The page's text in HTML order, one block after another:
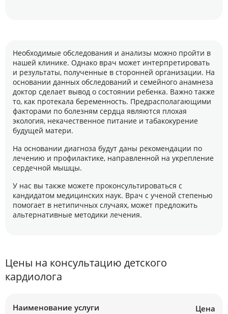
Необходимые обследования и анализы можно пройти в
нашей клинике. Однако врач может интерпретировать
и результаты, полученные в сторонней организации. На
основании данных обследований и семейного анамнеза
доктор сделает вывод о состоянии ребенка. Важно также
то, как протекала беременность. Предрасполагающими
факторами по болезням сердца являются плохая
экология, некачественное питание и табакокурение
будущей матери.
На основании диагноза будут даны рекомендации по
лечению и профилактике, направленной на укрепление
сердечной мышцы.
У нас вы также можете проконсультироваться с
кандидатом медицинских наук. Врач с ученой степенью
помогает в нетипичных случаях, может предложить
альтернативные методики лечения.
Цены на консультацию детского
кардиолога
Наименование услуги Цена